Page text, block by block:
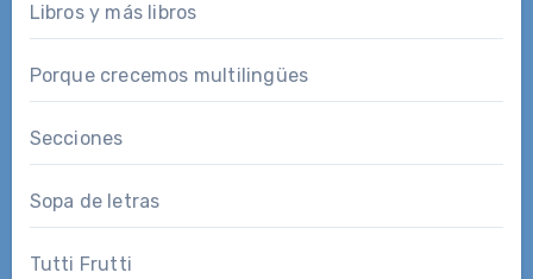
Libros y más libros
Porque crecemos multilingües
Secciones
Sopa de letras
Tutti Frutti